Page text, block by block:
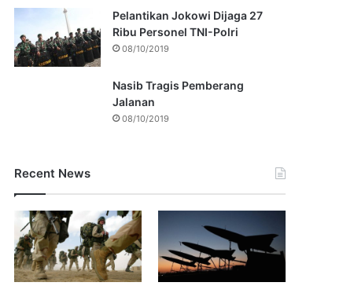
Pelantikan Jokowi Dijaga 27
Ribu Personel TNI-Polri
08/10/2019
Nasib Tragis Pemberang
Jalanan
08/10/2019
Recent News